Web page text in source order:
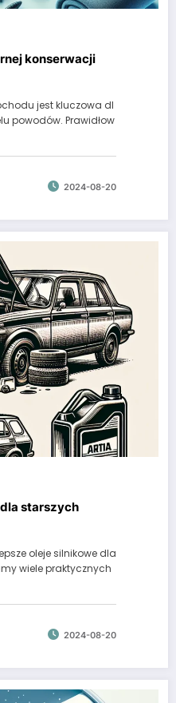
konserwacji
jest kluczowa dl
powodów. Prawidłow
2024-08-20
starszych
oleje silnikowe dla
wiele praktycznych
2024-08-20